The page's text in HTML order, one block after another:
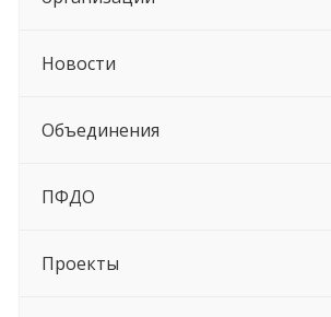
Новости
Объединения
ПФДО
Проекты